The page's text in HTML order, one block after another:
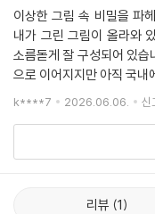
이상한 그림 속 비밀을 파
내가 그린 그림이 올라와
소름돋게 잘 구성되어 있습
으로 이어지지만 아직 국내
k****7 2026.06.06. 신
리뷰 1